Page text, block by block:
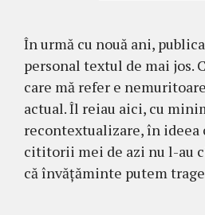
În urmă cu nouă ani,
personal textul de mai jos.
care mă refer e
actual. Îl reiau aici, cu
recontextualizare, în
cititorii mei de azi nu l-au
că învățăminte putem